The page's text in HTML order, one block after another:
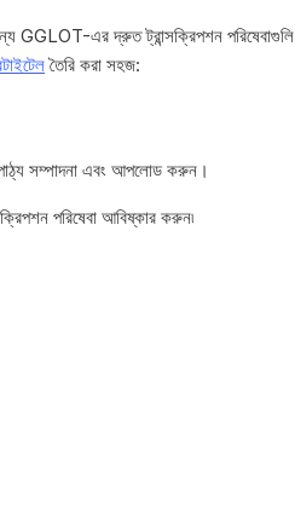
GGLOT-এর দ্রুত ট্রান্সক্রিপশন পরিষেবাগুলি
তৈরি করা সহজ:
পাঠ্য সম্পাদনা এবং আপলোড করুন।
পরিষেবা আবিষ্কার করুন৷